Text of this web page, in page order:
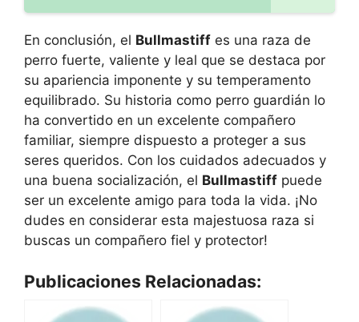
En conclusión, el Bullmastiff es una raza de
perro fuerte, valiente y leal que se destaca por
su apariencia imponente y su temperamento
equilibrado. Su historia como perro guardián lo
ha convertido en un excelente compañero
familiar, siempre dispuesto a proteger a sus
seres queridos. Con los cuidados adecuados y
una buena socialización, el Bullmastiff puede
ser un excelente amigo para toda la vida. ¡No
dudes en considerar esta majestuosa raza si
buscas un compañero fiel y protector!
Publicaciones Relacionadas: